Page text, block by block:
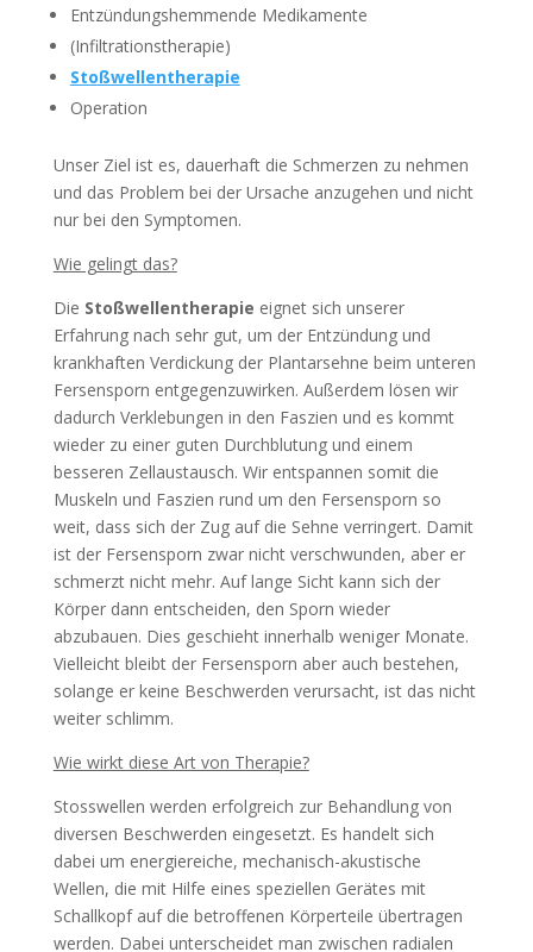
Entzündungshemmende Medikamente
(Infiltrationstherapie)
Stoßwellentherapie
Operation
Unser Ziel ist es, dauerhaft die Schmerzen zu nehmen
und das Problem bei der Ursache anzugehen und nicht
nur bei den Symptomen.
Wie gelingt das?
Die Stoßwellentherapie eignet sich unserer
Erfahrung nach sehr gut, um der Entzündung und
krankhaften Verdickung der Plantarsehne beim unteren
Fersensporn entgegenzuwirken. Außerdem lösen wir
dadurch Verklebungen in den Faszien und es kommt
wieder zu einer guten Durchblutung und einem
besseren Zellaustausch. Wir entspannen somit die
Muskeln und Faszien rund um den Fersensporn so
weit, dass sich der Zug auf die Sehne verringert. Damit
ist der Fersensporn zwar nicht verschwunden, aber er
schmerzt nicht mehr. Auf lange Sicht kann sich der
Körper dann entscheiden, den Sporn wieder
abzubauen. Dies geschieht innerhalb weniger Monate.
Vielleicht bleibt der Fersensporn aber auch bestehen,
solange er keine Beschwerden verursacht, ist das nicht
weiter schlimm.
Wie wirkt diese Art von Therapie?
Stosswellen werden erfolgreich zur Behandlung von
diversen Beschwerden eingesetzt. Es handelt sich
dabei um energiereiche, mechanisch-akustische
Wellen, die mit Hilfe eines speziellen Gerätes mit
Schallkopf auf die betroffenen Körperteile übertragen
werden. Dabei unterscheidet man zwischen radialen